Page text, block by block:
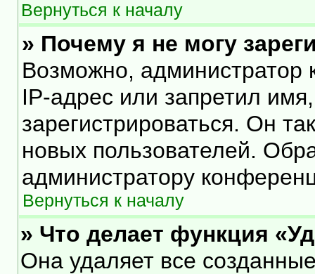
Вернуться к началу
» Почему я не могу
Возможно, администратор
IP-адрес или запретил
зарегистрироваться. Он
новых пользователей.
администратору
Вернуться к началу
» Что делает функция
Она удаляет все